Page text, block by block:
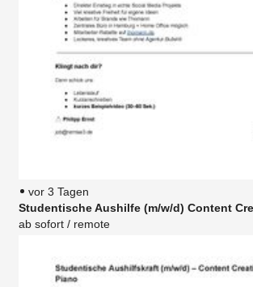
vor 3 Tagen
Studentische Aushilfe (m/w/d) Content
ab sofort / remote